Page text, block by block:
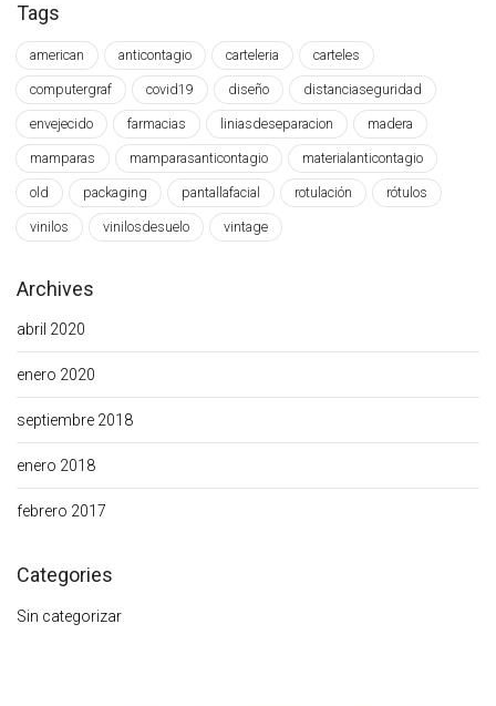
Tags
american anticontagio carteleria carteles
computergraf covid19 diseño distanciaseguridad
envejecido farmacias liniasdeseparacion madera
mamparas mamparasanticontagio materialanticontagio
old packaging pantallafacial rotulación rótulos
vinilos vinilosdesuelo vintage
Archives
abril 2020
enero 2020
septiembre 2018
enero 2018
febrero 2017
Categories
Sin categorizar